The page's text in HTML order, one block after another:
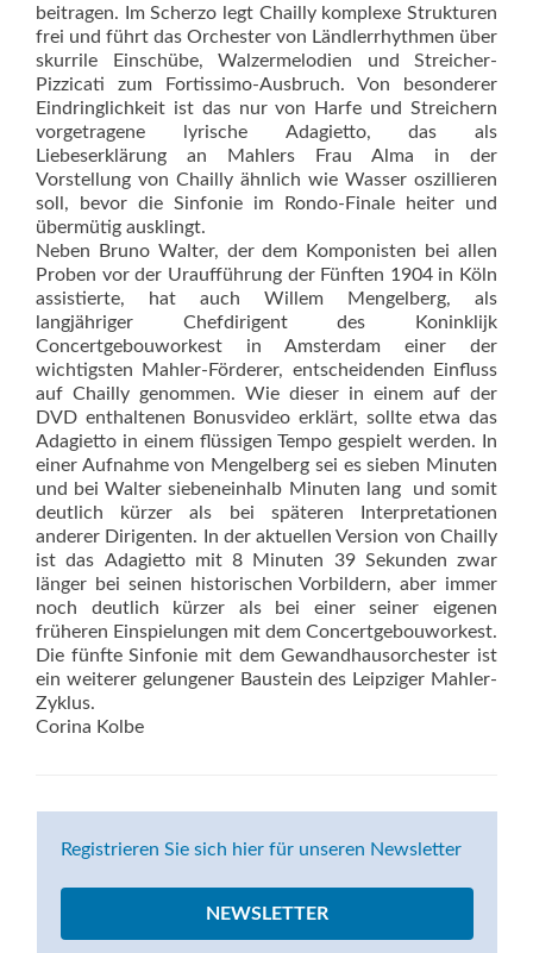
beitragen. Im Scherzo legt Chailly komplexe Strukturen
frei und führt das Orchester von Ländlerrhythmen über
skurrile Einschübe, Walzermelodien und Streicher-
Pizzicati zum Fortissimo-Ausbruch. Von besonderer
Eindringlichkeit ist das nur von Harfe und Streichern
vorgetragene lyrische Adagietto, das als
Liebeserklärung an Mahlers Frau Alma in der
Vorstellung von Chailly ähnlich wie Wasser oszillieren
soll, bevor die Sinfonie im Rondo-Finale heiter und
übermütig ausklingt.
Neben Bruno Walter, der dem Komponisten bei allen
Proben vor der Uraufführung der Fünften 1904 in Köln
assistierte, hat auch Willem Mengelberg, als
langjähriger Chefdirigent des Koninklijk
Concertgebouworkest in Amsterdam einer der
wichtigsten Mahler-Förderer, entscheidenden Einfluss
auf Chailly genommen. Wie dieser in einem auf der
DVD enthaltenen Bonusvideo erklärt, sollte etwa das
Adagietto in einem flüssigen Tempo gespielt werden. In
einer Aufnahme von Mengelberg sei es sieben Minuten
und bei Walter siebeneinhalb Minuten lang  und somit
deutlich kürzer als bei späteren Interpretationen
anderer Dirigenten. In der aktuellen Version von Chailly
ist das Adagietto mit 8 Minuten 39 Sekunden zwar
länger bei seinen historischen Vorbildern, aber immer
noch deutlich kürzer als bei einer seiner eigenen
früheren Einspielungen mit dem Concertgebouworkest.
Die fünfte Sinfonie mit dem Gewandhausorchester ist
ein weiterer gelungener Baustein des Leipziger Mahler-
Zyklus.
Corina Kolbe
Registrieren Sie sich hier für unseren Newsletter
NEWSLETTER